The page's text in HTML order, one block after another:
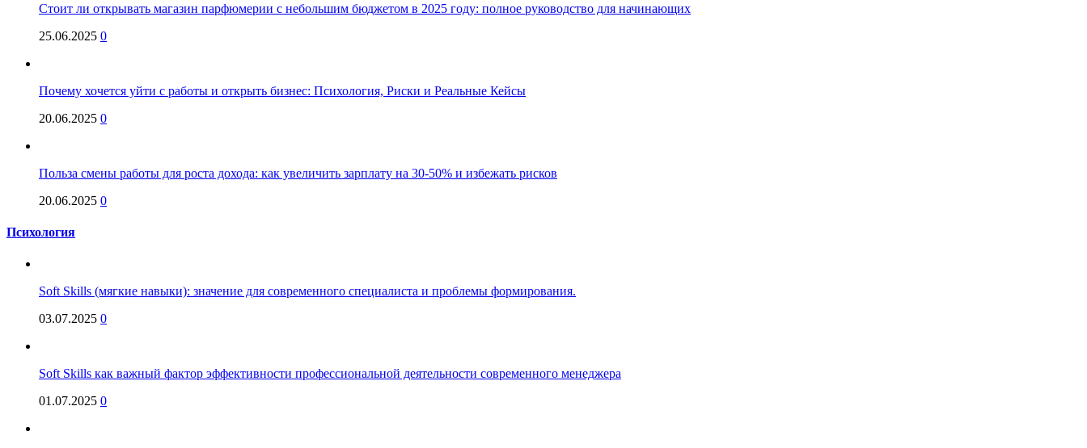
Стоит ли открывать магазин парфюмерии с небольшим бюджетом в 2025 году: полное руководство для начинающих
25.06.2025 0
Почему хочется уйти с работы и открыть бизнес: Психология, Риски и Реальные Кейсы
20.06.2025 0
Польза смены работы для роста дохода: как увеличить зарплату на 30-50% и избежать рисков
20.06.2025 0
Психология
Soft Skills (мягкие навыки): значение для современного специалиста и проблемы формирования.
03.07.2025 0
Soft Skills как важный фактор эффективности профессиональной деятельности современного менеджера
01.07.2025 0